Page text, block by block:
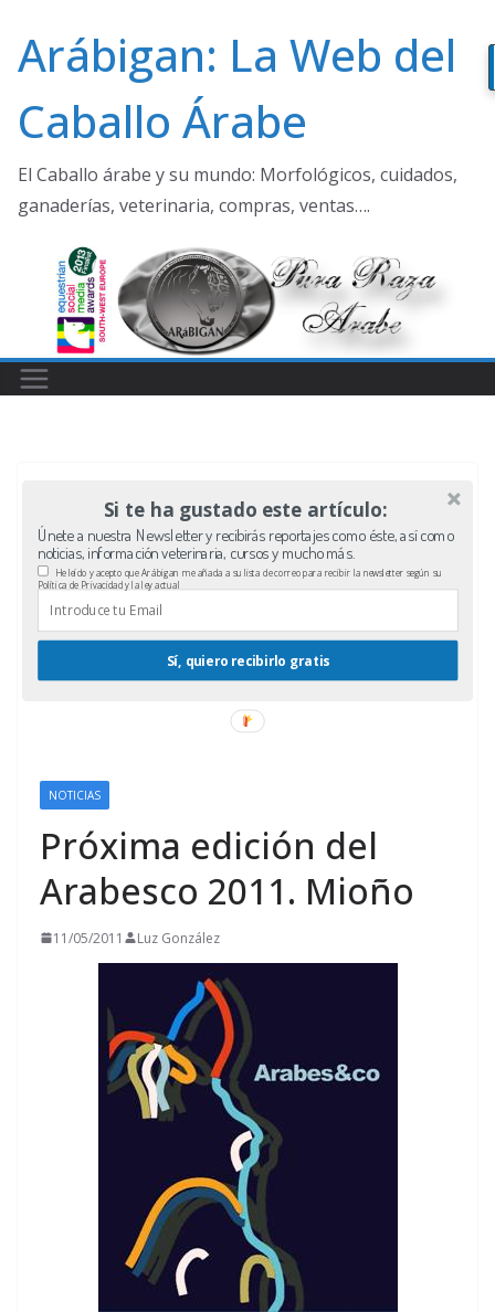
contenido
Arábigan: La Web del
Caballo Árabe
El Caballo árabe y su mundo: Morfológicos, cuidados,
ganaderías, veterinaria, compras, ventas….
Si te ha gustado este artículo:
Únete a nuestra Newsletter y recibirás reportajes como éste, así como
noticias, información veterinaria, cursos y mucho más.
Sí, quiero recibirlo gratis
He leído y acepto que Arábigan me añada a su lista de correo para recibir la newsletter según su
Política de Privacidad y la ley actual
NOTICIAS
Próxima edición del
Arabesco 2011. Mioño
11/05/2011 Luz González